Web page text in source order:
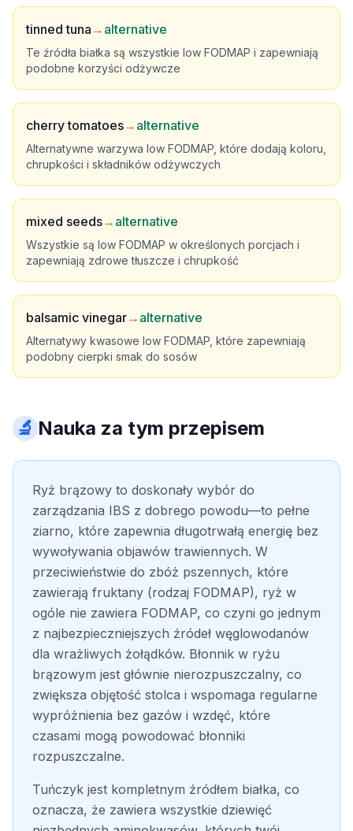
tinned tuna → alternative
Te źródła białka są wszystkie low FODMAP i zapewniają
podobne korzyści odżywcze
cherry tomatoes→ alternative
Alternatywne warzywa low FODMAP, które dodają koloru,
chrupkości i składników odżywczych
mixed seeds→ alternative
Wszystkie są low FODMAP w określonych porcjach i
zapewniają zdrowe tłuszcze i chrupkość
balsamic vinegar→ alternative
Alternatywy kwasowe low FODMAP, które zapewniają
podobny cierpki smak do sosów
🔬 Nauka za tym przepisem
Ryż brązowy to doskonały wybór do
zarządzania IBS z dobrego powodu—to pełne
ziarno, które zapewnia długotrwałą energię bez
wywoływania objawów trawiennych. W
przeciwieństwie do zbóż pszennych, które
zawierają fruktany (rodzaj FODMAP), ryż w
ogóle nie zawiera FODMAP, co czyni go jednym
z najbezpieczniejszych źródeł węglowodanów
dla wrażliwych żołądków. Błonnik w ryżu
brązowym jest głównie nierozpuszczalny, co
zwiększa objętość stolca i wspomaga regularne
wypróżnienia bez gazów i wzdęć, które
czasami mogą powodować błonniki
rozpuszczalne.
Tuńczyk jest kompletnym źródłem białka, co
oznacza, że zawiera wszystkie dziewięć